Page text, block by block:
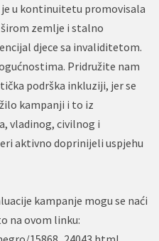
u kontinuitetu promovisala
zemlje i stalno
djece sa invaliditetom.
Pridružite nam
podrška inkluziji, jer se
kampanji i to iz
vladinog, civilnog i
aktivno doprinijeli uspjehu
kampanje mogu se naći
na ovom linku: